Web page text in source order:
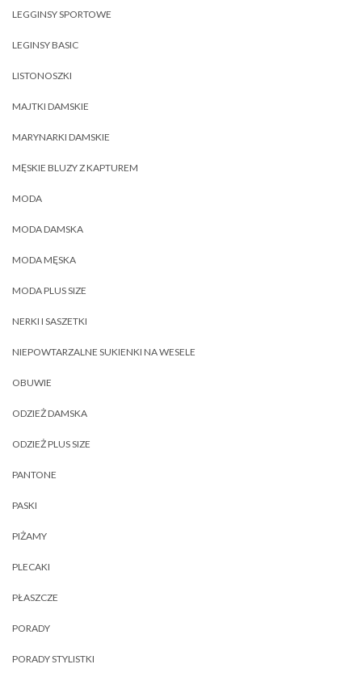
LEGGINSY SPORTOWE
LEGINSY BASIC
LISTONOSZKI
MAJTKI DAMSKIE
MARYNARKI DAMSKIE
MĘSKIE BLUZY Z KAPTUREM
MODA
MODA DAMSKA
MODA MĘSKA
MODA PLUS SIZE
NERKI I SASZETKI
NIEPOWTARZALNE SUKIENKI NA WESELE
OBUWIE
ODZIEŻ DAMSKA
ODZIEŻ PLUS SIZE
PANTONE
PASKI
PIŻAMY
PLECAKI
PŁASZCZE
PORADY
PORADY STYLISTKI